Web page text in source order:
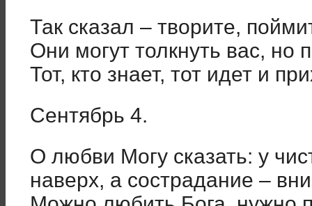
Так сказал – творите,
Они могут толкнуть вас, но
Тот, кто знает, тот идет и
Сентябрь 4.
О любви Могу сказать: у
наверх, а сострадание –